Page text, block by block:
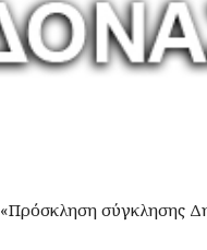
«Πρόσκληση σύγκλησης